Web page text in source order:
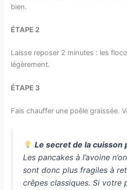
bien.
ÉTAPE 2
Laisse reposer 2 minutes : les
légèrement.
ÉTAPE 3
Fais chauffer une poêle graissée.
Le secret de la cuisson
Les pancakes à l’avoine
sont donc plus fragiles à
crêpes classiques. Si votre